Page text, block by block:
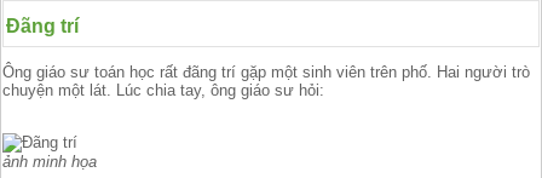
Đãng trí
Ông giáo sư toán học rất đãng trí gặp một sinh viên trên phố. Hai người trò
chuyện một lát. Lúc chia tay, ông giáo sư hỏi:
ảnh minh họa